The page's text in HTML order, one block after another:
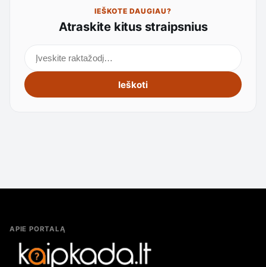
IEŠKOTE DAUGIAU?
Atraskite kitus straipsnius
Ieškoti
APIE PORTALĄ